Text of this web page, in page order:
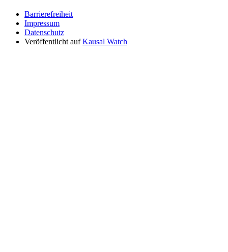
Barrierefreiheit
Impressum
Datenschutz
Veröffentlicht auf Kausal Watch